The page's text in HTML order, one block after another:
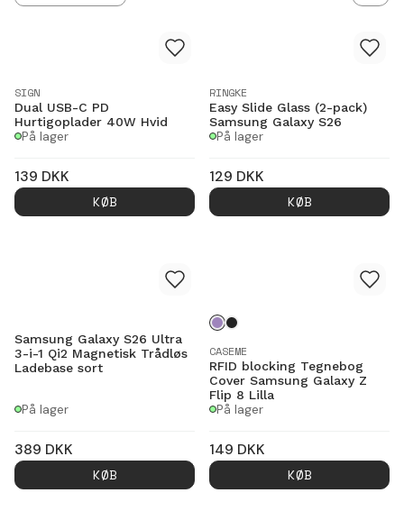
SIGN
Dual USB-C PD
Hurtigoplader 40W Hvid
På lager
139 DKK
KØB
RINGKE
Easy Slide Glass (2-pack)
Samsung Galaxy S26
På lager
129 DKK
KØB
Samsung Galaxy S26 Ultra
3-i-1 Qi2 Magnetisk Trådløs
Ladebase sort
På lager
389 DKK
KØB
CASEME
RFID blocking Tegnebog
Cover Samsung Galaxy Z
Flip 8 Lilla
På lager
149 DKK
KØB